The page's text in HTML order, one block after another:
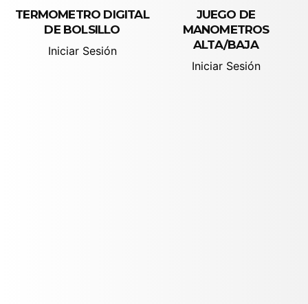
TERMOMETRO DIGITAL
DE BOLSILLO
Iniciar Sesión
JUEGO DE
MANOMETROS
ALTA/BAJA
Iniciar Sesión